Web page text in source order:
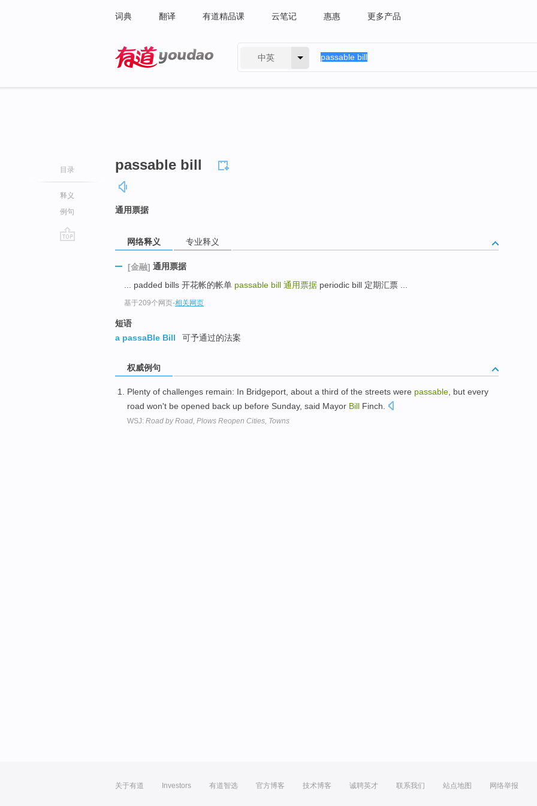
词典 翻译 有道精品课 云笔记 惠惠 更多产品
中英
目录
释义
例句
passable bill
通用票据
网络释义 专业释义
[金融] 通用票据
... padded bills 开花帐的帐单 passable bill 通用票据 periodic bill 定期汇票 ...
基于209个网页-相关网页
短语
a passaBle Bill
可予通过的法案
权威例句
Plenty of challenges remain: In Bridgeport, about a third of the streets were passable , but every
road won't be opened back up before Sunday, said Mayor Bill Finch.
WSJ: Road by Road, Plows Reopen Cities, Towns
关于有道 Investors 有道智选 官方博客 技术博客 诚聘英才 联系我们 站点地图 网络举报